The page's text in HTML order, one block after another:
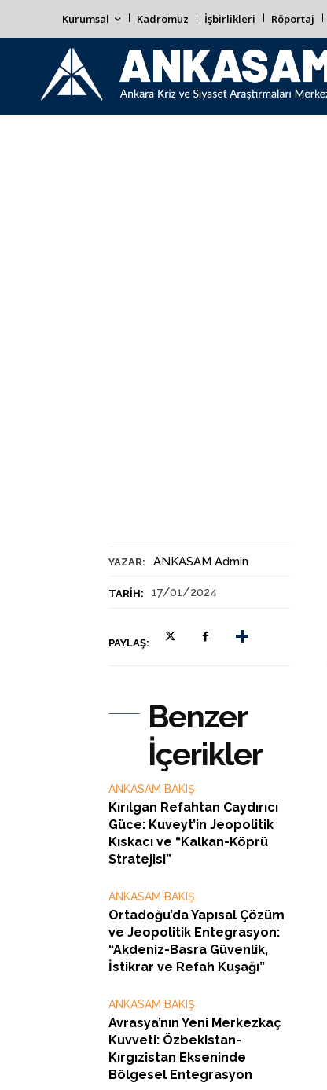
Kurumsal Kadromuz İşbirlikleri Röportaj
YAZAR: ANKASAM Admin
TARIH: 17/01/2024
PAYLAŞ:
Benzer
İçerikler
ANKASAM BAKIŞ
Kırılgan Refahtan Caydırıcı
Güce: Kuveyt’in Jeopolitik
Kıskacı ve “Kalkan-Köprü
Stratejisi”
ANKASAM BAKIŞ
Ortadoğu’da Yapısal Çözüm
ve Jeopolitik Entegrasyon:
“Akdeniz-Basra Güvenlik,
İstikrar ve Refah Kuşağı”
ANKASAM BAKIŞ
Avrasya’nın Yeni Merkezkaç
Kuvveti: Özbekistan-
Kırgızistan Ekseninde
Bölgesel Entegrasyon